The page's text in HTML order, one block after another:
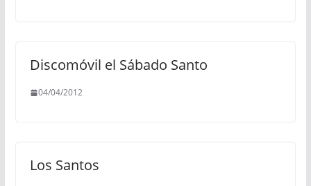
Discomóvil el Sábado Santo
04/04/2012
Los Santos